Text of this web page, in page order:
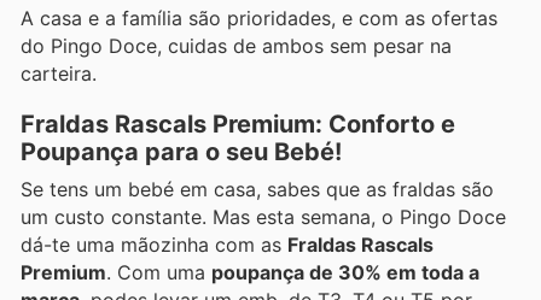
A casa e a família são prioridades, e com as ofertas
do Pingo Doce, cuidas de ambos sem pesar na
carteira.
Fraldas Rascals Premium: Conforto e
Poupança para o seu Bebé!
Se tens um bebé em casa, sabes que as fraldas são
um custo constante. Mas esta semana, o Pingo Doce
dá-te uma mãozinha com as Fraldas Rascals
Premium. Com uma poupança de 30% em toda a